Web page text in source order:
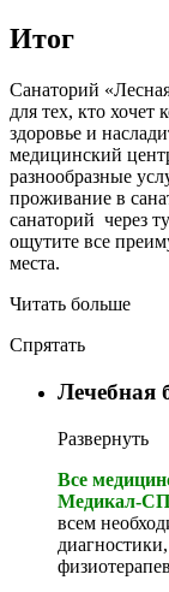
Итог
Санаторий
для тех, кто хочет
здоровье и
медицинский
разнообразные
проживание в
санаторий через
ощутите все
места.
Читать больше
Спрятать
Лечебная
Развернуть
Все
Медикал-
всем